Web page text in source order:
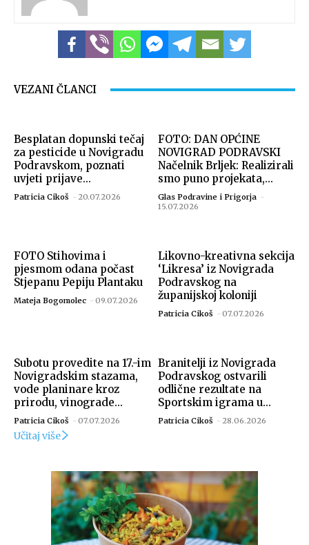
Izvor: Općina Novigrad Podravski
Izvor: Općina Novigrad Podravski
Izvor: Općina Novigrad Podravski
VEZANI ČLANCI
Besplatan dopunski tečaj
za pesticide u Novigradu
Podravskom, poznati
uvjeti prijave...
Patricia Cikoš - 20.07.2026
FOTO: DAN OPĆINE
NOVIGRAD PODRAVSKI
Načelnik Brljek: Realizirali
smo puno projekata,...
Glas Podravine i Prigorja -
15.07.2026
FOTO Stihovima i
pjesmom odana počast
Stjepanu Pepiju Plantaku
Mateja Bogomolec - 09.07.2026
Likovno-kreativna sekcija
‘Likresa’ iz Novigrada
Podravskog na
županijskoj koloniji
Patricia Cikoš - 07.07.2026
Subotu provedite na 17.-im
Novigradskim stazama,
vode planinare kroz
prirodu, vinograde...
Patricia Cikoš - 07.07.2026
Branitelji iz Novigrada
Podravskog ostvarili
odlične rezultate na
Sportskim igrama u...
Patricia Cikoš - 28.06.2026
Učitaj više